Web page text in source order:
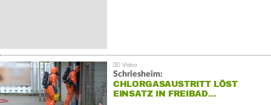
Schriesheim:
CHLORGASAUSTRITT LÖST
EINSATZ IN FREIBAD…